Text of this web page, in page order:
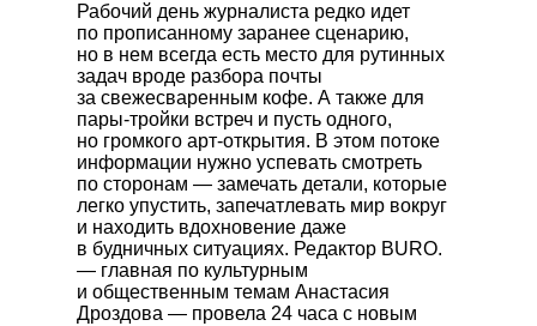
Рабочий день журналиста редко идет
по прописанному заранее сценарию,
но в нем всегда есть место для рутинных
задач вроде разбора почты
за свежесваренным кофе. А также для
пары-тройки встреч и пусть одного,
но громкого арт-открытия. В этом потоке
информации нужно успевать смотреть
по сторонам — замечать детали, которые
легко упустить, запечатлевать мир вокруг
и находить вдохновение даже
в будничных ситуациях. Редактор BURO.
— главная по культурным
и общественным темам Анастасия
Дроздова — провела 24 часа с новым